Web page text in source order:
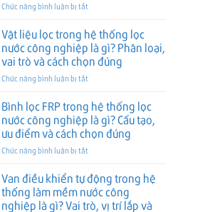
lắp
cách
chọn
đúng
là
Vai
trò,
vị
trí
lắp
cách
chọn
đúng
gì?
trò,
cấu
tạo
và
cách
đúng
Chức năng bình luận bị tắtở
biến
mực
nước
trong
hệ
lọc
nước
công
nghiệp
là
Vai
trò,
vị
Vật liệu lọc trong hệ thống lọc
nước công nghiệp là gì? Phân loại,
vai trò và cách chọn đúng
Chức năng bình luận bị tắtở
liệu
lọc
trong
hệ
thống
nước
công
nghiệp
Bình lọc FRP trong hệ thống lọc
nước công nghiệp là gì? Cấu tạo,
ưu điểm và cách chọn đúng
Chức năng bình luận bị tắtở
lọc
FRP
trong
Van điều khiển tự động trong hệ
thống làm mềm nước công
nghiệp là gì? Vai trò, vị trí lắp và